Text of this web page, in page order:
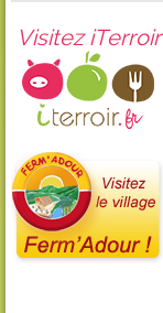
Visitez iTerroir